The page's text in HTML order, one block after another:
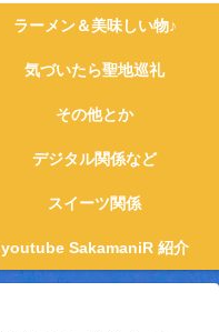
ラーメン＆美味しい物♪
気づいたら聖地巡礼
その他とか
デジタル関係など
スイーツ関係
youtube SakamaniR 紹介